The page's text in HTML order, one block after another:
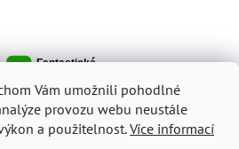
Vám umožnili pohodlné
provozu webu neustále
a použitelnost.Více informací